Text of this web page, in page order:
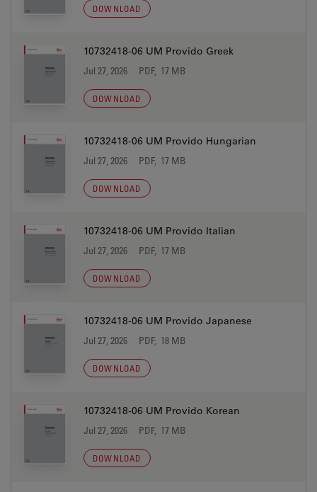
DOWNLOAD
10732418-06 UM Provido Greek
Jul 27, 2026 PDF, 17 MB
DOWNLOAD
10732418-06 UM Provido Hungarian
Jul 27, 2026 PDF, 17 MB
DOWNLOAD
10732418-06 UM Provido Italian
Jul 27, 2026 PDF, 17 MB
DOWNLOAD
10732418-06 UM Provido Japanese
Jul 27, 2026 PDF, 18 MB
DOWNLOAD
10732418-06 UM Provido Korean
Jul 27, 2026 PDF, 17 MB
DOWNLOAD